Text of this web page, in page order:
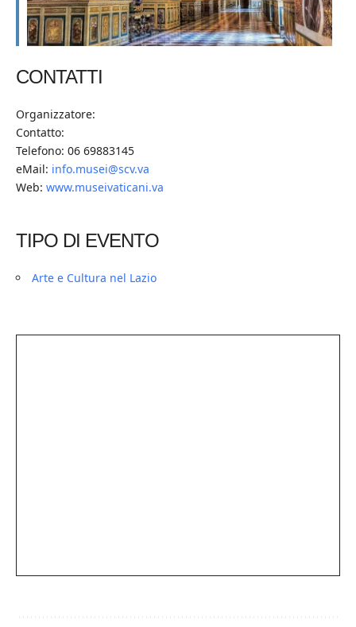
CONTATTI
Organizzatore:
Contatto:
Telefono: 06 69883145
eMail: info.musei@scv.va
Web: www.museivaticani.va
TIPO DI EVENTO
Arte e Cultura nel Lazio